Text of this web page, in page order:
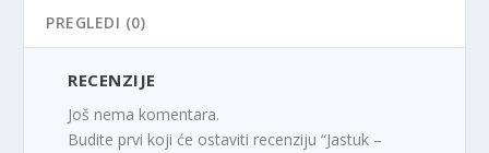
PREGLEDI (0)
RECENZIJE
Još nema komentara.
Budite prvi koji će ostaviti recenziju “Jastuk –